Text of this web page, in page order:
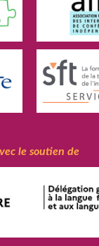
le soutien de